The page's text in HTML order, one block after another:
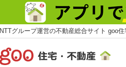
NTTグループ運営の不動産総合サイト goo